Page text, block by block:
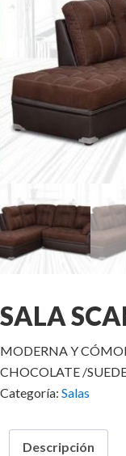
SALA
MODERNA Y
CHOCOLATE /
Categoría: Salas
Descripción